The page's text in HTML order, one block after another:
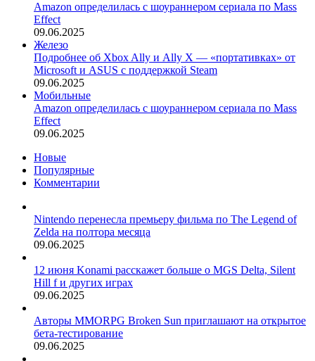
Amazon определилась с шоураннером сериала по Mass
Effect
09.06.2025
Железо
Подробнее об Xbox Ally и Ally X — «портативках» от
Microsoft и ASUS с поддержкой Steam
09.06.2025
Мобильные
Amazon определилась с шоураннером сериала по Mass
Effect
09.06.2025
Новые
Популярные
Комментарии
Nintendo перенесла премьеру фильма по The Legend of
Zelda на полтора месяца
09.06.2025
12 июня Konami расскажет больше о MGS Delta, Silent
Hill f и других играх
09.06.2025
Авторы MMORPG Broken Sun приглашают на открытое
бета-тестирование
09.06.2025